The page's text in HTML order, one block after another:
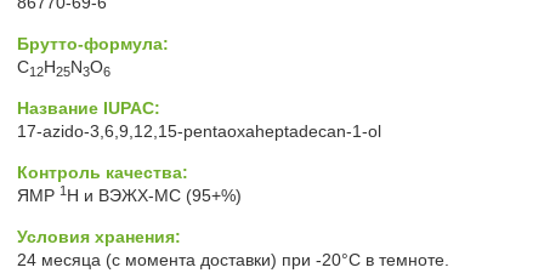
Брутто-формула:
C12H25N3O6
Название IUPAC:
17-azido-3,6,9,12,15-pentaoxaheptadecan-1-ol
Контроль качества:
ЯМР 1 H и ВЭЖХ-МС (95+%)
Условия хранения:
24 месяца (с момента доставки) при -20°C в темноте.